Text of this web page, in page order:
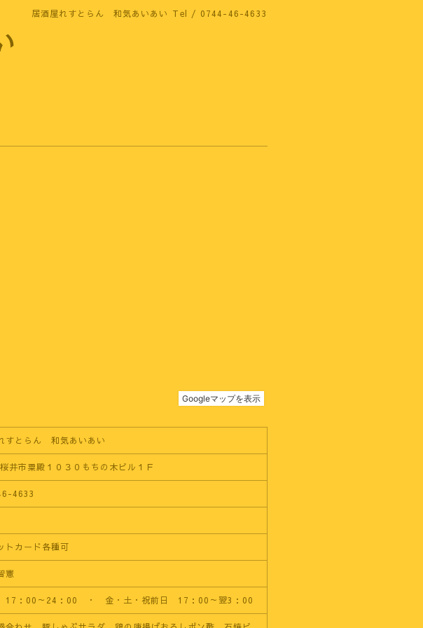
居酒屋れすとらん 和気あいあい Tel / 0744-46-4633
すとらん 和気あいあい
井市粟殿１０３０もちの木ビル１Ｆ
4633
トカード各種可
憲
17：00～24：00 ・ 金・土・祝前日 17：00～翌3：00